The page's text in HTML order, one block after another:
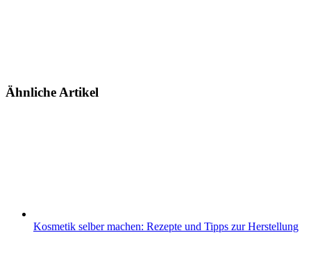
Ähnliche Artikel
Kosmetik selber machen: Rezepte und Tipps zur Herstellung